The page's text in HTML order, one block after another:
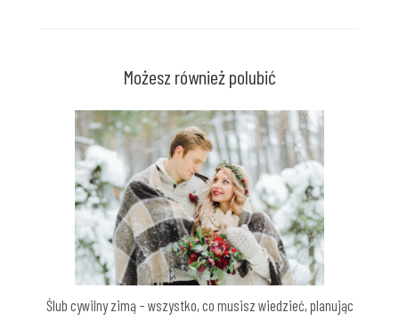
Możesz również polubić
Ślub cywilny zimą – wszystko, co musisz wiedzieć, planując